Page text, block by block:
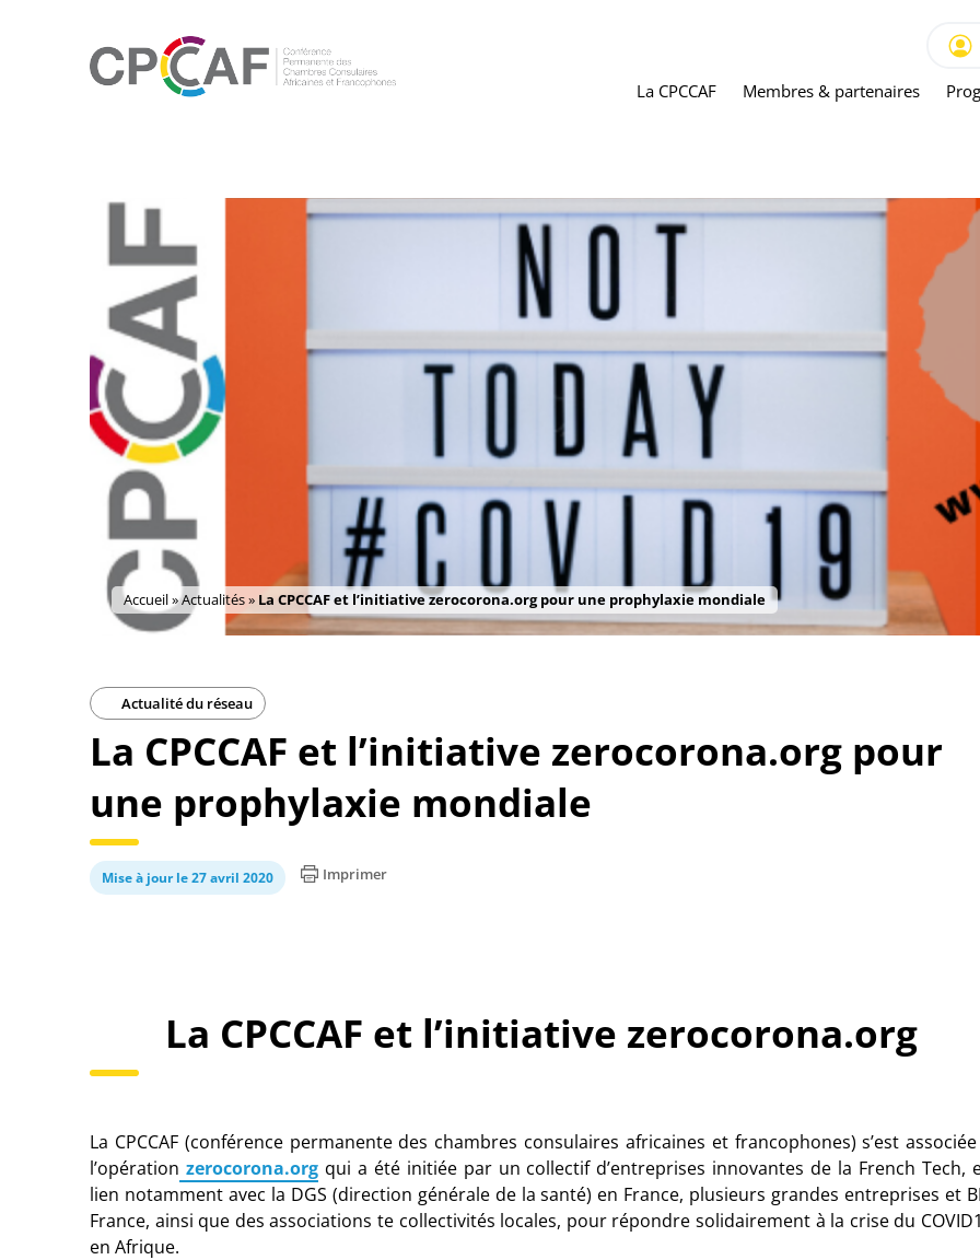
La CPCCAF Membres & partenaires
Accueil»Actualités» La CPCCAF et l’initiative zerocorona.org pour une prophylaxie mondiale
Actualité du réseau
La CPCCAF et l’initiative zerocorona.org pour
une prophylaxie mondiale
Mise à jour le 27 avril 2020 Imprimer
La CPCCAF et l’initiative zerocorona.org
La CPCCAF (conférence permanente des chambres consulaires africaines et francophones) s’est
l’opération zerocorona.orgqui a été initiée par un collectif d’entreprises innovantes de la French Tech,
lien notamment avec la DGS (direction générale de la santé) en France, plusieurs grandes entreprises et
France, ainsi que des associations te collectivités locales, pour répondre solidairement à la crise du
en Afrique.